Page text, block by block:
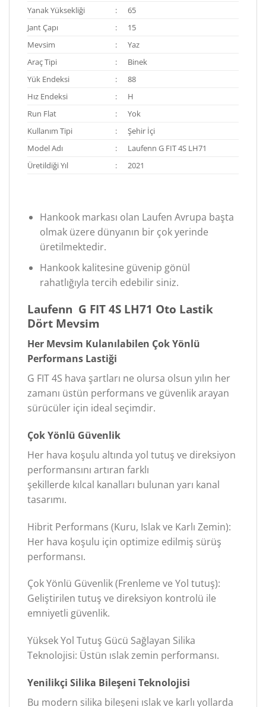
Yanak Yüksekliği :
65
Jant Çapı
:
15
Mevsim
:
Yaz
Araç Tipi
:
Binek
Yük Endeksi
:
88
Hız Endeksi
:
H
Run Flat
:
Yok
Kullanım Tipi
:
Şehir İçi
Model Adı
:
Laufenn G FIT 4S LH71
Üretildiği Yıl
: 2021
Hankook markası olan Laufen Avrupa başta
olmak üzere dünyanın bir çok yerinde
üretilmektedir.
Hankook kalitesine güvenip gönül
rahatlığıyla tercih edebilir siniz.
Laufenn G FIT 4S LH71 Oto Lastik
Dört Mevsim
Her Mevsim Kulanılabilen Çok Yönlü
Performans Lastiği
G FIT 4S hava şartları ne olursa olsun yılın her
zamanı üstün performans ve güvenlik arayan
sürücüler için ideal seçimdir.
Çok Yönlü Güvenlik
Her hava koşulu altında yol tutuş ve direksiyon
performansını artıran farklı
şekillerde kılcal kanalları bulunan yarı kanal
tasarımı.
Hibrit Performans (Kuru, Islak ve Karlı Zemin):
Her hava koşulu için optimize edilmiş sürüş
performansı.
Çok Yönlü Güvenlik (Frenleme ve Yol tutuş):
Geliştirilen tutuş ve direksiyon kontrolü ile
emniyetli güvenlik.
Yüksek Yol Tutuş Gücü Sağlayan Silika
Teknolojisi: Üstün ıslak zemin performansı.
Yenilikçi Silika Bileşeni Teknolojisi
Bu modern silika bileşeni ıslak ve karlı yollarda